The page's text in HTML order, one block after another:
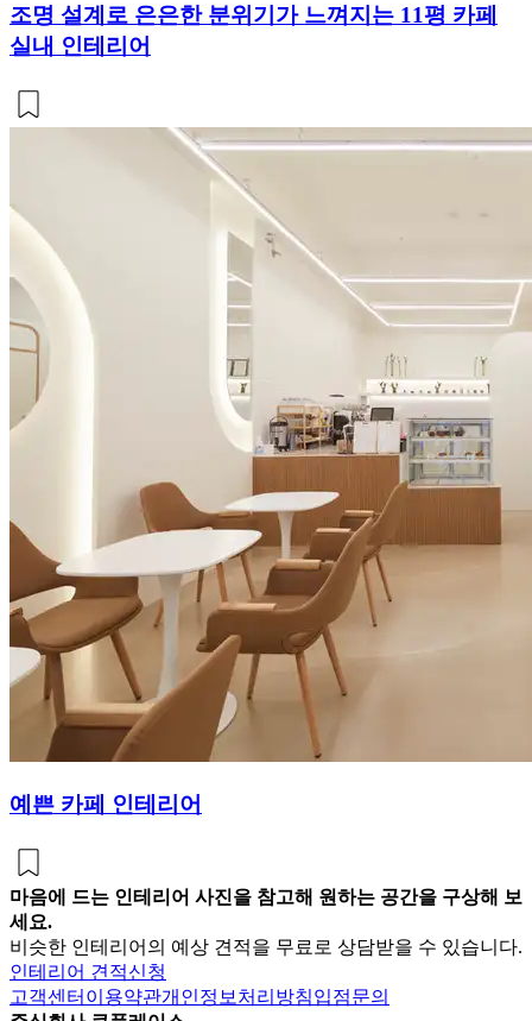
조명 설계로 은은한 분위기가 느껴지는 11평 카페
실내 인테리어
예쁜 카페 인테리어
마음에 드는 인테리어 사진을 참고해 원하는 공간을 구상해 보
세요.
비슷한 인테리어의 예상 견적을 무료로 상담받을 수 있습니다.
인테리어 견적신청
고객센터 이용약관개인정보처리방침입점문의